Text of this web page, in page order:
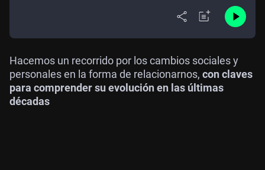
Hacemos un recorrido por los cambios sociales y
personales en la forma de relacionarnos, con claves
para comprender su evolución en las últimas
décadas